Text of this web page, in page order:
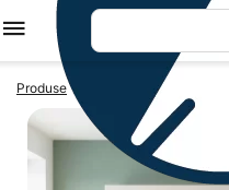
Produse Livinguri moderne